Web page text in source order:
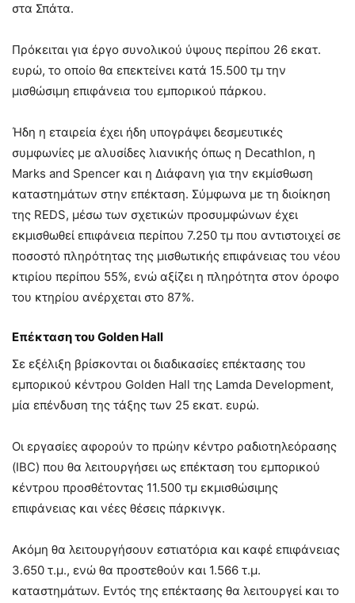
στα Σπάτα.
Πρόκειται για έργο συνολικού ύψους περίπου 26 εκατ.
ευρώ, το οποίο θα επεκτείνει κατά 15.500 τμ την
μισθώσιμη επιφάνεια του εμπορικού πάρκου.
Ήδη η εταιρεία έχει ήδη υπογράψει δεσμευτικές
συμφωνίες με αλυσίδες λιανικής όπως η Decathlon, η
Marks and Spencer και η Διάφανη για την εκμίσθωση
καταστημάτων στην επέκταση. Σύμφωνα με τη διοίκηση
της REDS, μέσω των σχετικών προσυμφώνων έχει
εκμισθωθεί επιφάνεια περίπου 7.250 τμ που αντιστοιχεί σε
ποσοστό πληρότητας της μισθωτικής επιφάνειας του νέου
κτιρίου περίπου 55%, ενώ αξίζει η πληρότητα στον όροφο
του κτηρίου ανέρχεται στο 87%.
Επέκταση του Golden Hall
Σε εξέλιξη βρίσκονται οι διαδικασίες επέκτασης του
εμπορικού κέντρου Golden Hall της Lamda Development,
μία επένδυση της τάξης των 25 εκατ. ευρώ.
Οι εργασίες αφορούν το πρώην κέντρο ραδιοτηλεόρασης
(IBC) που θα λειτουργήσει ως επέκταση του εμπορικού
κέντρου προσθέτοντας 11.500 τμ εκμισθώσιμης
επιφάνειας και νέες θέσεις πάρκινγκ.
Ακόμη θα λειτουργήσουν εστιατόρια και καφέ επιφάνειας
3.650 τ.μ., ενώ θα προστεθούν και 1.566 τ.μ.
καταστημάτων. Εντός της επέκτασης θα λειτουργεί και το